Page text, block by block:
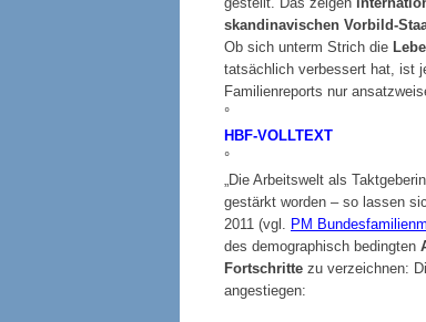
skandinavischen Vorbild-
Ob sich unterm Strich die
tatsächlich verbessert hat, ist
Familienreports nur
°
HBF-VOLLTEXT
°
„Die Arbeitswelt als
gestärkt worden – so lassen
2011 (vgl. PM
des demographisch bedingten
Fortschritte zu verzeichnen:
angestiegen: